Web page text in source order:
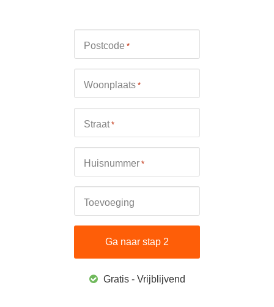
Postcode *
Woonplaats *
Straat *
Huisnummer *
Toevoeging
Gratis - Vrijblijvend